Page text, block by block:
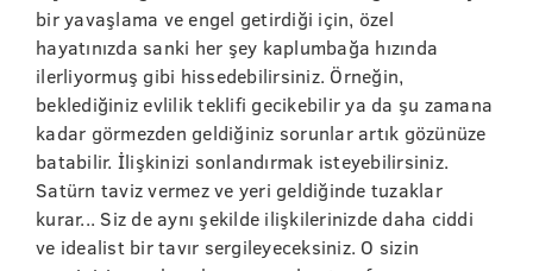
bir yavaşlama ve engel getirdiği için, özel
hayatınızda sanki her şey kaplumbağa hızında
ilerliyormuş gibi hissedebilirsiniz. Örneğin,
beklediğiniz evlilik teklifi gecikebilir ya da şu zamana
kadar görmezden geldiğiniz sorunlar artık gözünüze
batabilir. İlişkinizi sonlandırmak isteyebilirsiniz.
Satürn taviz vermez ve yeri geldiğinde tuzaklar
kurar... Siz de aynı şekilde ilişkilerinizde daha ciddi
ve idealist bir tavır sergileyeceksiniz. O sizin